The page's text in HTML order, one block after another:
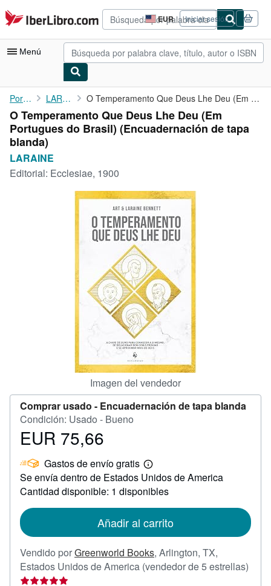
Pasar al contenido principal
IberLibro.com EUR
Preferencias
de
compra
del
Iniciar sesión
Menú
Mi cuenta
Consultar mis pedidos
Búsqueda avanzada
Colecciones
Arte y coleccionismo
CERRAR
Portada LARAINE O Temperamento Que Deus Lhe Deu (Em Portugues do Brasil)
O Temperamento Que Deus Lhe Deu (Em
Portugues do Brasil) (Encuadernación de tapa
blanda)
LARAINE
Editorial: Ecclesiae, 1900
Imagen del vendedor
Comprar usado - Encuadernación de tapa blanda
Condición: Usado - Bueno
Precio
75,66
EUR 75,66
Gastos de envío gratis
Más
información
sobre
las
envío
Se envía dentro de Estados Unidos de America
Cantidad disponible: 1 disponibles
Añadir al carrito
Vendido porGreenworld Books, Arlington, TX,
Estados Unidos de America (vendedor de 5 estrellas)